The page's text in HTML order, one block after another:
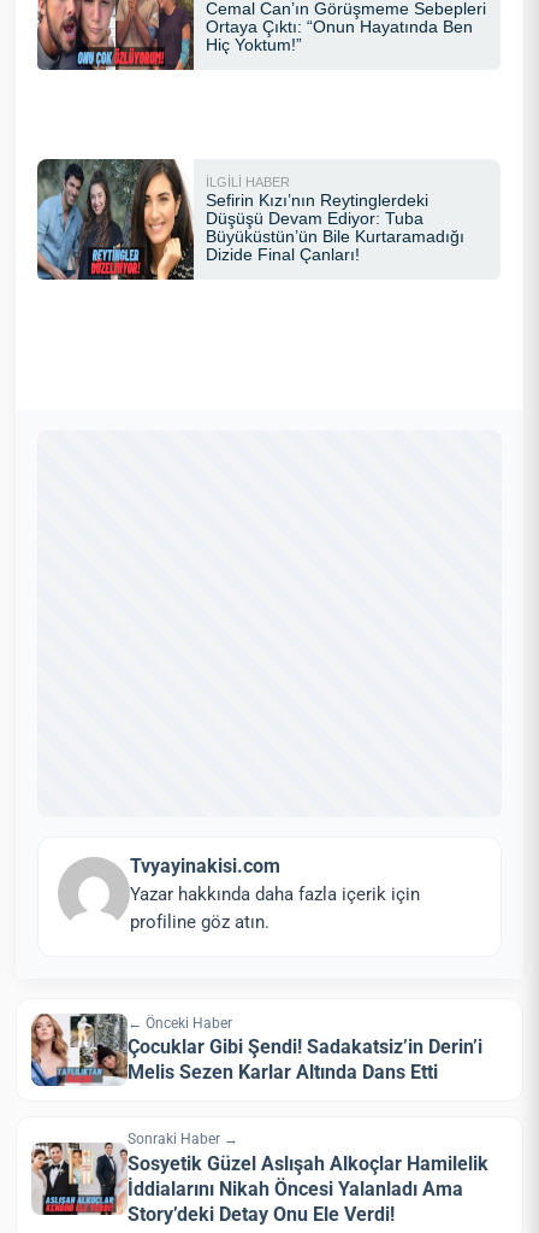
Tvyayinakisi.com
Yazar hakkında daha fazla içerik için
profiline göz atın.
← Önceki Haber
Çocuklar Gibi Şendi! Sadakatsiz’in Derin’i
Melis Sezen Karlar Altında Dans Etti
Sonraki Haber →
Sosyetik Güzel Aslışah Alkoçlar Hamilelik
İddialarını Nikah Öncesi Yalanladı Ama
Story’deki Detay Onu Ele Verdi!